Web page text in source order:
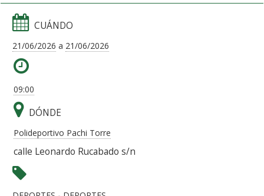
CUÁNDO
21/06/2026 a 21/06/2026
09:00
DÓNDE
Polideportivo Pachi Torre
calle Leonardo Rucabado s/n